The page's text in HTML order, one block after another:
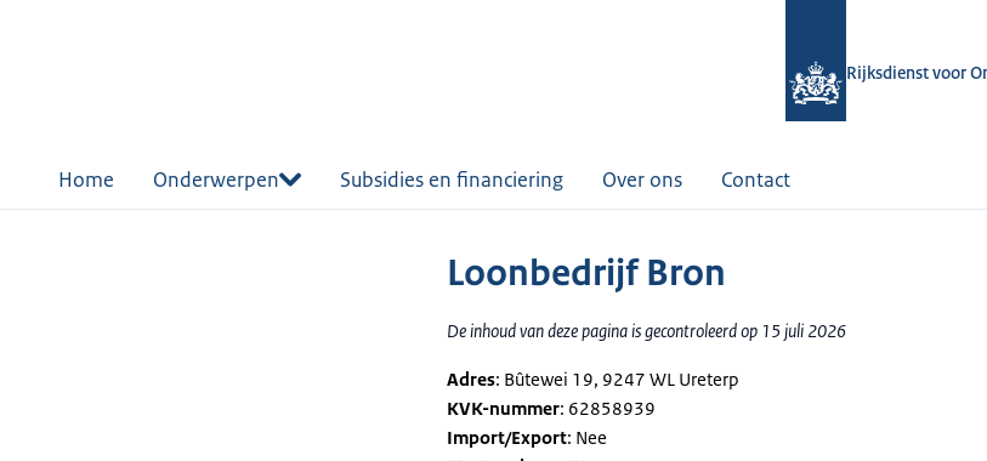
Rijksdienst voor
Home Onderwerpen Subsidies en financiering Over ons Contact
Loonbedrijf Bron
De inhoud van deze pagina is gecontroleerd op 15 juli 2026
Adres: Bûtewei 19, 9247 WL Ureterp
KVK-nummer: 62858939
Import/Export: Nee